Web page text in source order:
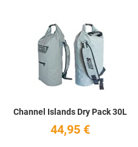
Add to Wishlist
Quick View
Channel Islands Dry Pack 30L
44,95 €